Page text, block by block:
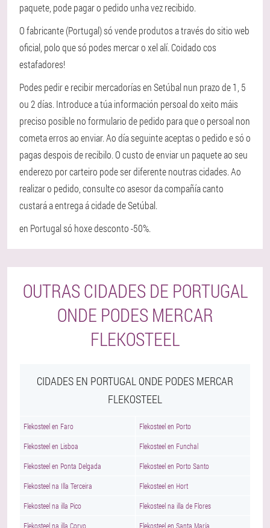
paquete, pode pagar o pedido unha vez recibido.
O fabricante (Portugal) só vende produtos a través do sitio web
oficial, polo que só podes mercar o xel alí. Coidado cos
estafadores!
Podes pedir e recibir mercadorías en Setúbal nun prazo de 1, 5
ou 2 días. Introduce a túa información persoal do xeito máis
preciso posible no formulario de pedido para que o persoal non
cometa erros ao enviar. Ao día seguinte aceptas o pedido e só o
pagas despois de recibilo. O custo de enviar un paquete ao seu
enderezo por carteiro pode ser diferente noutras cidades. Ao
realizar o pedido, consulte co asesor da compañía canto
custará a entrega á cidade de Setúbal.
en Portugal só hoxe desconto -50%.
OUTRAS CIDADES DE PORTUGAL
ONDE PODES MERCAR
FLEKOSTEEL
CIDADES EN PORTUGAL ONDE PODES MERCAR
FLEKOSTEEL
Flekosteel en Faro Flekosteel en Porto
Flekosteel en Lisboa Flekosteel en Funchal
Flekosteel en Ponta Delgada Flekosteel en Porto Santo
Flekosteel na Illa Terceira Flekosteel en Hort
Flekosteel na illa Pico Flekosteel na illa de Flores
Flekosteel na illa Corvo Flekosteel en Santa María